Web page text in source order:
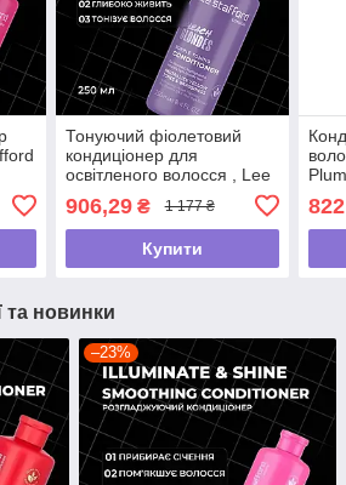
Тонуючий фіолетовий
кондиціонер для
освітленого волосся , Lee
Purple ,250мл
906,29₴ 1 177 ₴
Купити
та новинки
–23%